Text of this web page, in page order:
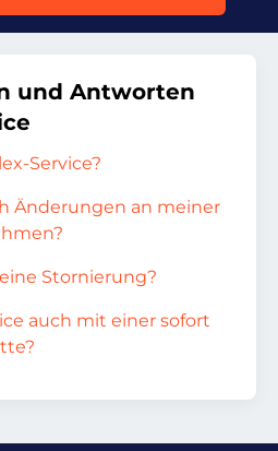
und Antworten
Service?
Änderungen an meiner
Stornierung?
auch mit einer sofort